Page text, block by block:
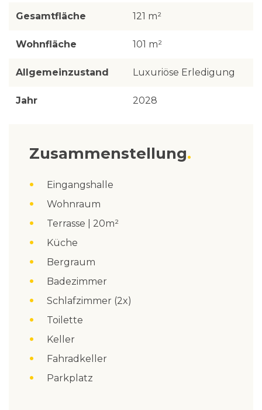
Gesamtfläche 121 m²
Wohnfläche 101 m²
Allgemeinzustand Luxuriöse Erledigung
Jahr 2028
Zusammenstellung
Eingangshalle
Wohnraum
Terrasse | 20m²
Küche
Bergraum
Badezimmer
Schlafzimmer (2x)
Toilette
Keller
Fahradkeller
Parkplatz